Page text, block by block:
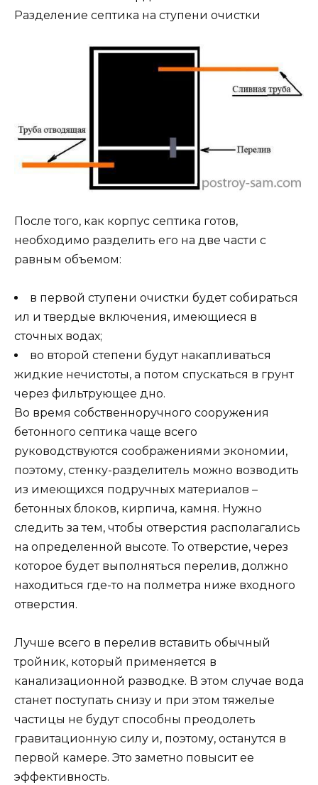
Разделение септика на ступени очистки
После того, как корпус септика готов,
необходимо разделить его на две части с
равным объемом:
в первой ступени очистки будет собираться
ил и твердые включения, имеющиеся в
сточных водах;
во второй степени будут накапливаться
жидкие нечистоты, а потом спускаться в грунт
через фильтрующее дно.
Во время собственноручного сооружения
бетонного септика чаще всего
руководствуются соображениями экономии,
поэтому, стенку-разделитель можно возводить
из имеющихся подручных материалов –
бетонных блоков, кирпича, камня. Нужно
следить за тем, чтобы отверстия располагались
на определенной высоте. То отверстие, через
которое будет выполняться перелив, должно
находиться где-то на полметра ниже входного
отверстия.
Лучше всего в перелив вставить обычный
тройник, который применяется в
канализационной разводке. В этом случае вода
станет поступать снизу и при этом тяжелые
частицы не будут способны преодолеть
гравитационную силу и, поэтому, останутся в
первой камере. Это заметно повысит ее
эффективность.